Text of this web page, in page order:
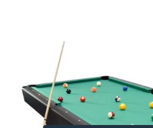
Zwart/Groen 7FT
NORTH.7090.153 Merk:
€ 699.–